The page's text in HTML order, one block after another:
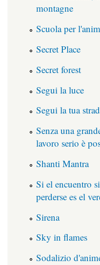
montagne
Scuola per
Secret Place
Secret forest
Segui la luce
Segui la tua
Senza una
lavoro serio è
Shanti Mantra
Si el encuentro
perderse es el
Sirena
Sky in flames
Sodalizio